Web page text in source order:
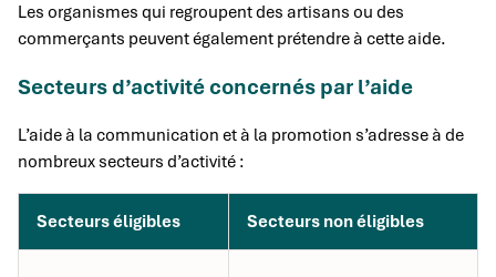
Les organismes qui regroupent des artisans ou des
commerçants peuvent également prétendre à cette aide.
Secteurs d’activité concernés par l’aide
L’aide à la communication et à la promotion s’adresse à de
nombreux secteurs d’activité :
Secteurs éligibles Secteurs non éligibles